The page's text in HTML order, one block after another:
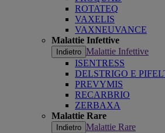
ROTATEQ
VAXELIS
VAXNEUVANCE
Malattie Infettive
Indietro Malattie Infettive
ISENTRESS
DELSTRIGO E
PREVYMIS
RECARBRIO
ZERBAXA
Malattie Rare
Indietro Malattie Rare